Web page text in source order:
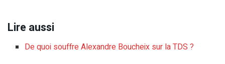
Lire aussi
De quoi souffre Alexandre Boucheix sur la TDS ?